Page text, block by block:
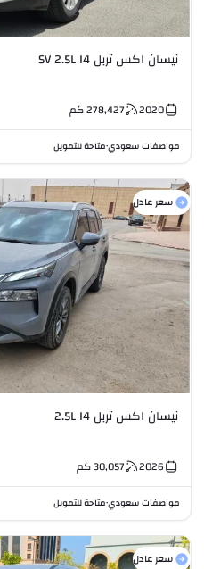
نيسان اكس تريل SV 2.5L I4
2020
278,427كم
مواصفات سعودي•متاحة للتمويل
سعر عادل
نيسان اكس تريل 2.5L I4
2026
30,057كم
مواصفات سعودي•متاحة للتمويل
سعر عادل